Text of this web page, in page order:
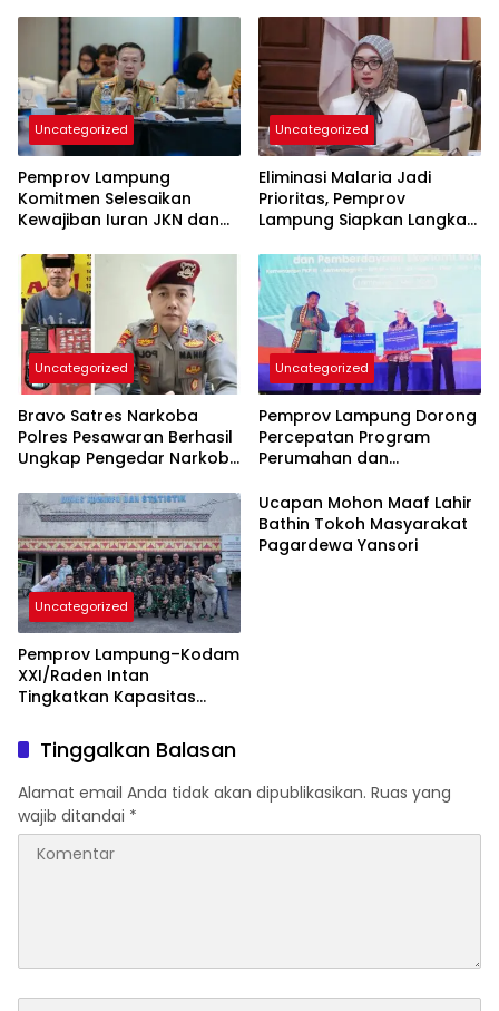
Uncategorized
Pemprov Lampung
Komitmen Selesaikan
Kewajiban Iuran JKN dan
Kepesertaan BPJS
Kesehatan
Uncategorized
Eliminasi Malaria Jadi
Prioritas, Pemprov
Lampung Siapkan Langkah
Uncategorized
Bravo Satres Narkoba
Polres Pesawaran Berhasil
Ungkap Pengedar Narkoba
Uncategorized
Pemprov Lampung Dorong
Percepatan Program
Perumahan dan
Rakyat
Uncategorized
Pemprov Lampung–Kodam
XXI/Raden Intan
Tingkatkan Kapasitas
Komunikasi Publik
Ucapan Mohon Maaf Lahir
Bathin Tokoh Masyarakat
Pagardewa Yansori
Tinggalkan Balasan
Alamat email Anda tidak akan dipublikasikan. Ruas yang
wajib ditandai *